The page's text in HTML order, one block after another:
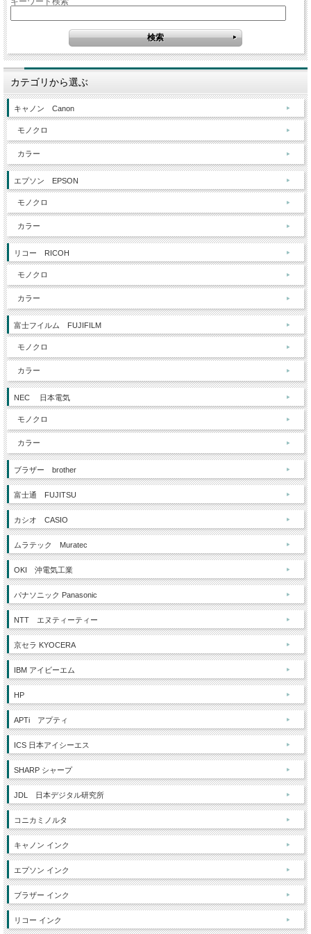
カテゴリから選ぶ
キャノン Canon
モノクロ
カラー
エプソン EPSON
モノクロ
カラー
リコー RICOH
モノクロ
カラー
富士フイルム FUJIFILM
モノクロ
カラー
NEC 日本電気
モノクロ
カラー
ブラザー brother
富士通 FUJITSU
カシオ CASIO
ムラテック Muratec
OKI 沖電気工業
パナソニック Panasonic
NTT エヌティーティー
京セラ KYOCERA
IBM アイビーエム
HP
APTi アプティ
ICS 日本アイシーエス
SHARP シャープ
JDL 日本デジタル研究所
コニカミノルタ
キャノン インク
エプソン インク
ブラザー インク
リコー インク